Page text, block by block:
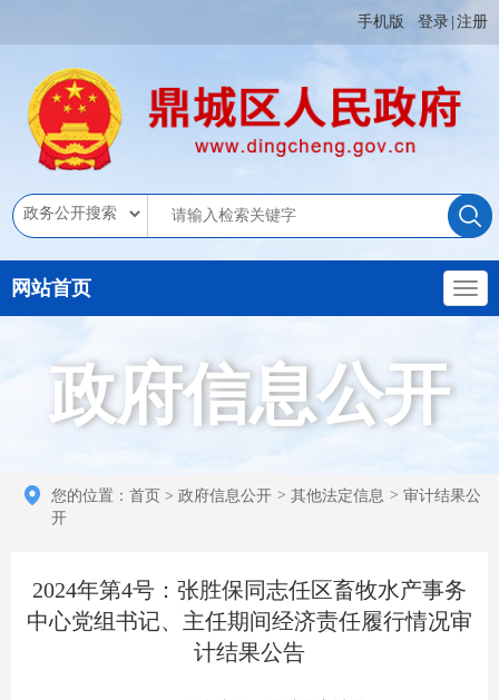
手机版 登录 注册
网站首页
政府信息公开
您的位置： 首页 > 政府信息公开 > 其他法定信息 > 审计结果公
开
2024年第4号：张胜保同志任区畜牧水产事务
中心党组书记、主任期间经济责任履行情况审
计结果公告